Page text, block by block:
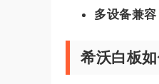
多设备兼容
希沃白板